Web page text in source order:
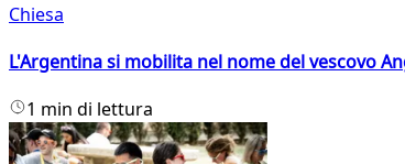
Chiesa
L'Argentina si mobilita nel nome del vescovo
1 min di lettura